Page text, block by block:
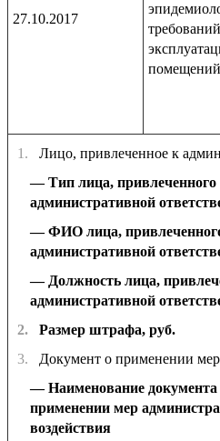
27.10.2017
помещений
1.
Лицо, привлеченное к
Тип лица, привлеченного
административной
ФИО лица,
административной
Должность лица,
административной
2. Размер штрафа, руб.
3.
Документ о применении
Наименование документа
применении мер
воздействия